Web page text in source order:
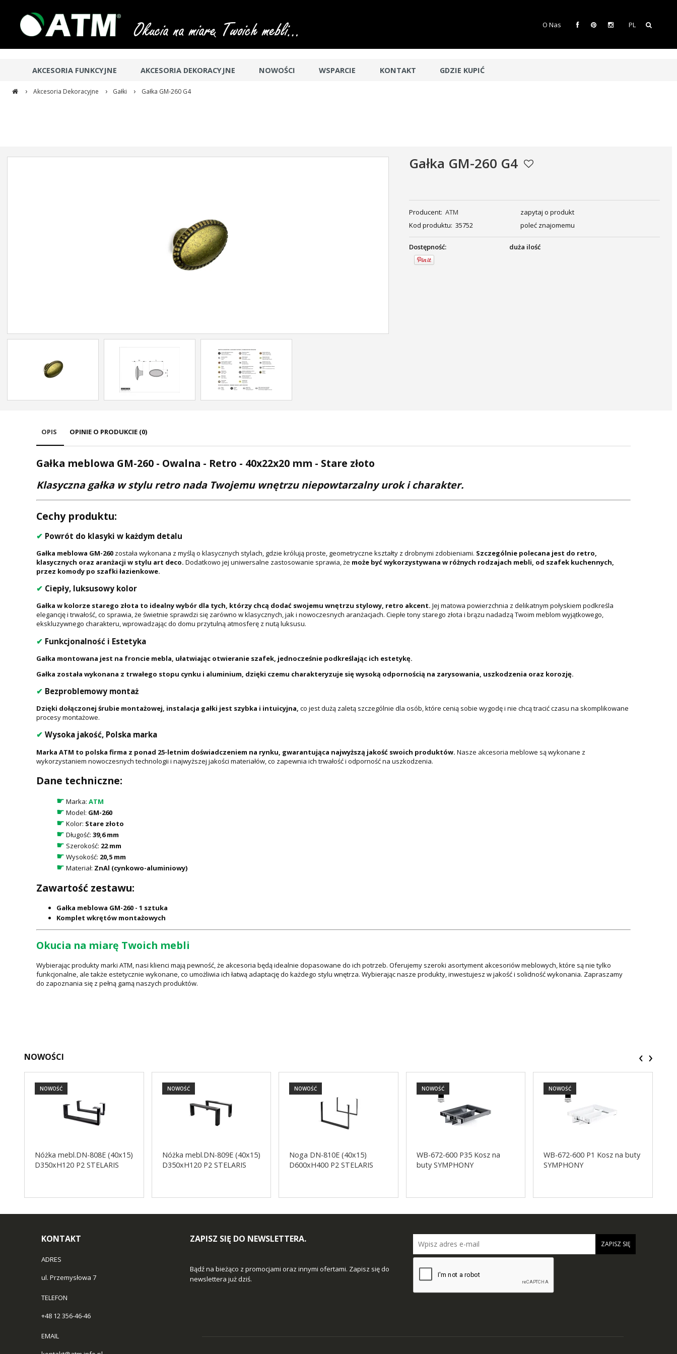
O Nas PL
AKCESORIA FUNKCYJNE AKCESORIA DEKORACYJNE NOWOŚCI WSPARCIE KONTAKT GDZIE KUPIĆ
› Akcesoria Dekoracyjne › Gałki › Gałka GM-260 G4
Gałka GM-260 G4
Producent: ATM
Kod produktu: 35752
zapytaj o produkt
poleć znajomemu
Dostępność: duża ilość
OPIS OPINIE O PRODUKCIE (0)
Gałka meblowa GM-260 - Owalna - Retro - 40x22x20 mm - Stare złoto
Klasyczna gałka w stylu retro nada Twojemu wnętrzu niepowtarzalny urok i charakter.
Cechy produktu:
✔ Powrót do klasyki w każdym detalu
Gałka meblowa GM-260 została wykonana z myślą o klasycznych stylach, gdzie królują proste, geometryczne kształty z drobnymi zdobieniami. Szczególnie polecana jest do retro,
klasycznych oraz aranżacji w stylu art deco. Dodatkowo jej uniwersalne zastosowanie sprawia, że może być wykorzystywana w różnych rodzajach mebli, od szafek kuchennych,
przez komody po szafki łazienkowe.
✔ Ciepły, luksusowy kolor
Gałka w kolorze starego złota to idealny wybór dla tych, którzy chcą dodać swojemu wnętrzu stylowy, retro akcent. Jej matowa powierzchnia z delikatnym połyskiem podkreśla
elegancję i trwałość, co sprawia, że świetnie sprawdzi się zarówno w klasycznych, jak i nowoczesnych aranżacjach. Ciepłe tony starego złota i brązu nadadzą Twoim meblom wyjątkowego,
ekskluzywnego charakteru, wprowadzając do domu przytulną atmosferę z nutą luksusu.
✔ Funkcjonalność i Estetyka
Gałka montowana jest na froncie mebla, ułatwiając otwieranie szafek, jednocześnie podkreślając ich estetykę.
Gałka została wykonana z trwałego stopu cynku i aluminium, dzięki czemu charakteryzuje się wysoką odpornością na zarysowania, uszkodzenia oraz korozję.
✔ Bezproblemowy montaż
Dzięki dołączonej śrubie montażowej, instalacja gałki jest szybka i intuicyjna, co jest dużą zaletą szczególnie dla osób, które cenią sobie wygodę i nie chcą tracić czasu na skomplikowane
procesy montażowe.
✔ Wysoka jakość, Polska marka
Marka ATM to polska firma z ponad 25-letnim doświadczeniem na rynku, gwarantująca najwyższą jakość swoich produktów. Nasze akcesoria meblowe są wykonane z
wykorzystaniem nowoczesnych technologii i najwyższej jakości materiałów, co zapewnia ich trwałość i odporność na uszkodzenia.
Dane techniczne:
☛ Marka: ATM
☛ Model: GM-260
☛ Kolor: Stare złoto
☛ Długość: 39,6 mm
☛ Szerokość: 22 mm
☛ Wysokość: 20,5 mm
☛ Materiał: ZnAl (cynkowo-aluminiowy)
Zawartość zestawu:
Gałka meblowa GM-260 - 1 sztuka
Komplet wkrętów montażowych
Okucia na miarę Twoich mebli
Wybierając produkty marki ATM, nasi klienci mają pewność, że akcesoria będą idealnie dopasowane do ich potrzeb. Oferujemy szeroki asortyment akcesoriów meblowych, które są nie tylko
funkcjonalne, ale także estetycznie wykonane, co umożliwia ich łatwą adaptację do każdego stylu wnętrza. Wybierając nasze produkty, inwestujesz w jakość i solidność wykonania. Zapraszamy
do zapoznania się z pełną gamą naszych produktów.
NOWOŚCI
Nóżka mebl.DN-808E (40x15)
D350xH120 P2 STELARIS
NOWOŚĆ
Nóżka mebl.DN-809E (40x15)
D350xH120 P2 STELARIS
NOWOŚĆ
Noga DN-810E (40x15)
D600xH400 P2 STELARIS
NOWOŚĆ
WB-672-600 P35 Kosz na
buty SYMPHONY
NOWOŚĆ
WB-672-600 P1 Kosz na buty
SYMPHONY
NOWOŚĆ
‹ ›
KONTAKT
ADRES
ul. Przemysłowa 7
TELEFON
+48 12 356-46-46
EMAIL
ZAPISZ SIĘ DO NEWSLETTERA.
Bądź na bieżąco z promocjami oraz innymi ofertami. Zapisz się do
newslettera już dziś.
ZAPISZ SIĘ